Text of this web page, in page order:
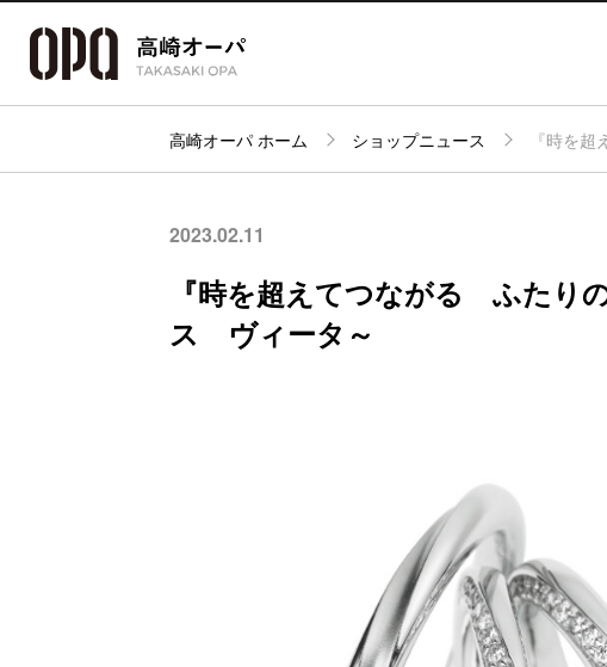
パーキング
施設案内
高崎オーパ ホーム ショップニュース 『時を
2023.02.11
『時を超えてつながる ふたり
ス ヴィータ～